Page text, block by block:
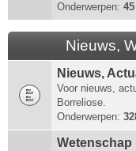
Onderwerpen: 45
Nieuws,
Nieuws,
Voor nieuws,
Borreliose.
Onderwerpen:
Wetenschap